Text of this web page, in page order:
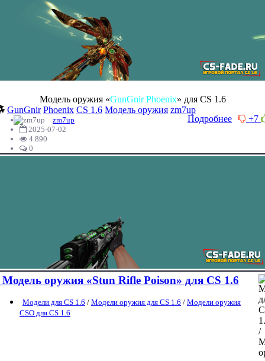
Модель оружия «GunGnir Phoenix» для CS 1.6
GunGnir Phoenix CS 1.6 Модель оружия zm7up
+7
Подробнее
zm7up
2025-07-02
4 890
0
Модель оружия «Stun Rifle Poison» для CS 1.6
Модели для CS 1.6 / Модели оружия для CS 1.6 / Модели оружия
CSO для CS 1.6